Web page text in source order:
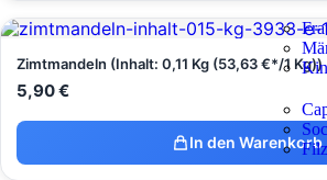
Zimtmandeln (Inhalt: 0,11 Kg (53,63 €*/1 Kg))
5,90€
In den Warenkorb